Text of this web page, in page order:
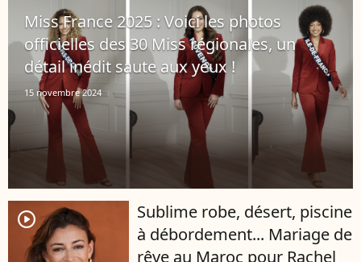
puissant pour mettre en avant le
manque de...
Miss France 2025 : Voici les photos
officielles des 30 Miss régionales, un
détail inédit saute aux yeux !
15 novembre 2024
player2
Sublime robe, désert, piscine
à débordement... Mariage de
rêve au Maroc pour Rachel